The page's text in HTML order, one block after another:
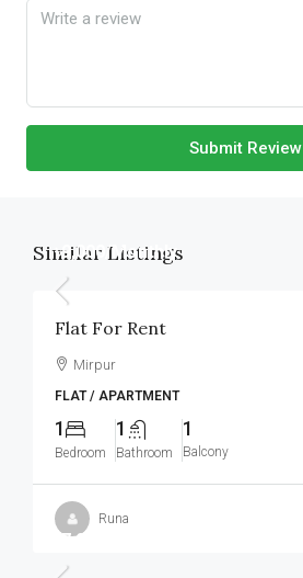
Submit Review
Similar Listings
৳9,000 /Monthly
Flat For Rent
Mirpur
FLAT / APARTMENT
1
Bedroom
1
Bathroom
1
Balcony
Runa
৳7,000